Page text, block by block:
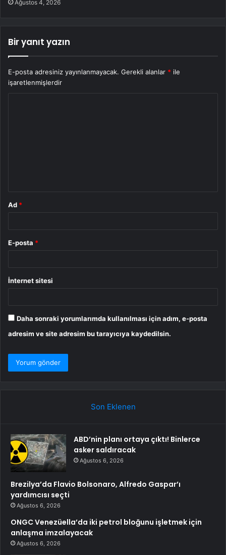
Ağustos 4, 2026
Bir yanıt yazın
E-posta adresiniz yayınlanmayacak. Gerekli alanlar * ile
işaretlenmişlerdir
Ad *
E-posta *
İnternet sitesi
Daha sonraki yorumlarımda kullanılması için adım, e-posta
adresim ve site adresim bu tarayıcıya kaydedilsin.
Son Eklenen
ABD’nin planı ortaya çıktı! Binlerce
asker saldıracak
Ağustos 6, 2026
Brezilya’da Flavio Bolsonaro, Alfredo Gaspar’ı
yardımcısı seçti
Ağustos 6, 2026
ONGC Venezüella’da iki petrol bloğunu işletmek için
anlaşma imzalayacak
Ağustos 6, 2026